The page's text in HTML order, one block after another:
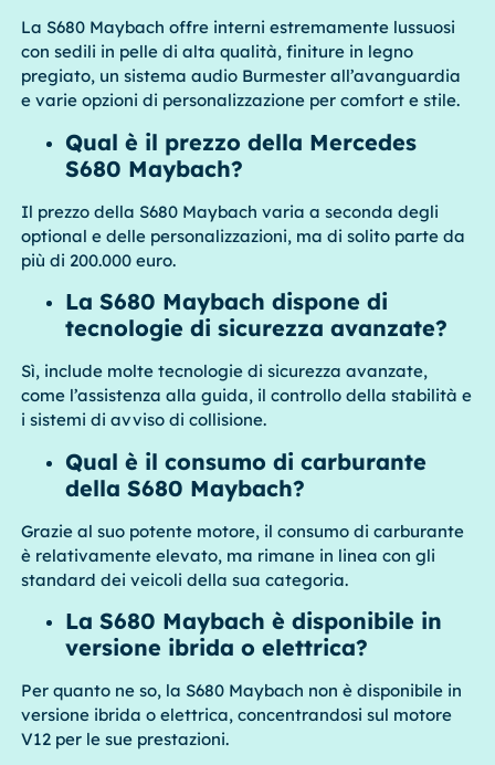
La S680 Maybach offre interni estremamente lussuosi
con sedili in pelle di alta qualità, finiture in legno
pregiato, un sistema audio Burmester all’avanguardia
e varie opzioni di personalizzazione per comfort e stile.
Qual è il prezzo della Mercedes
S680 Maybach?
Il prezzo della S680 Maybach varia a seconda degli
optional e delle personalizzazioni, ma di solito parte da
più di 200.000 euro.
La S680 Maybach dispone di
tecnologie di sicurezza avanzate?
Sì, include molte tecnologie di sicurezza avanzate,
come l’assistenza alla guida, il controllo della stabilità e
i sistemi di avviso di collisione.
Qual è il consumo di carburante
della S680 Maybach?
Grazie al suo potente motore, il consumo di carburante
è relativamente elevato, ma rimane in linea con gli
standard dei veicoli della sua categoria.
La S680 Maybach è disponibile in
versione ibrida o elettrica?
Per quanto ne so, la S680 Maybach non è disponibile in
versione ibrida o elettrica, concentrandosi sul motore
V12 per le sue prestazioni.